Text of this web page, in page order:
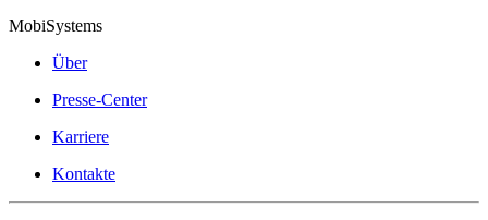
MobiSystems
Über
Presse-Center
Karriere
Kontakte